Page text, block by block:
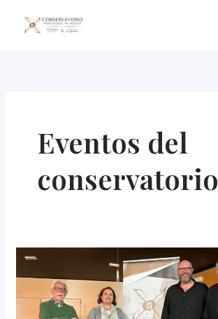
Eventos del
conservatorio